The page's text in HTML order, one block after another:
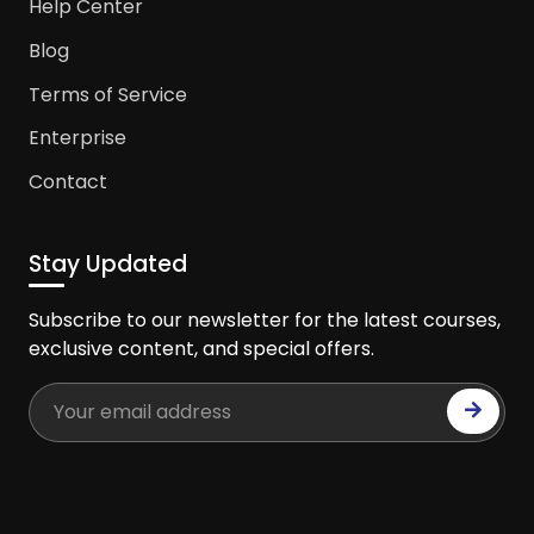
Help Center
Blog
Terms of Service
Enterprise
Contact
Stay Updated
Subscribe to our newsletter for the latest courses,
exclusive content, and special offers.